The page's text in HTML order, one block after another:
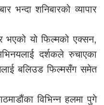
भन्दा शनिबारको व्यापार
भएको यो फिल्मको एक्सन,
दर्शकले रुचाएका
बलिउड फिल्मसँग समेत
विभिन्न हलमा पुगे